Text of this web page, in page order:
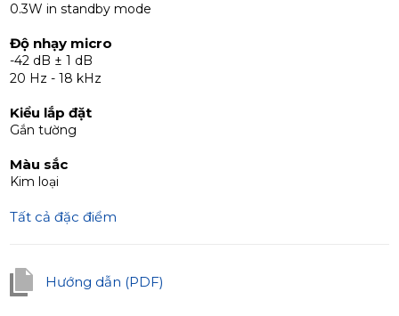
0.3W in standby mode
Độ nhạy micro
-42 dB ± 1 dB
20 Hz - 18 kHz
Kiểu lắp đặt
Gắn tường
Màu sắc
Kim loại
Tất cả đặc điểm
Hướng dẫn (PDF)